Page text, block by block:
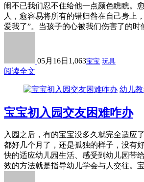
闹不已我们忍不住给他一点颜色瞧瞧。
人，愈容易将所有的错归咎在自己身上
爱我了”。当孩子的心被我们伤害了的时
05月16日 1,063宝宝 玩具
阅读全文
幼儿
宝宝初入园交友困难咋办
入园之后，有的宝宝没多久就完全适应
都好几个月了，还是孤独的样子，没有
快的适应幼儿园生活、感受到幼儿园带
效的方法就是指导幼儿学会与人交往。